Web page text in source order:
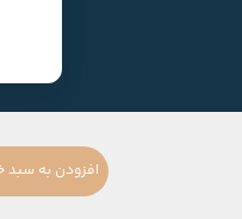
افزودن به سبد
ساخته شده با